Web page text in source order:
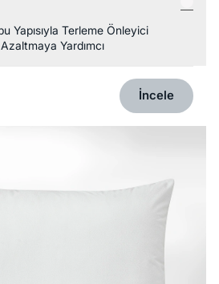
Yapısıyla Terleme Önleyici
Yardımcı
İncele